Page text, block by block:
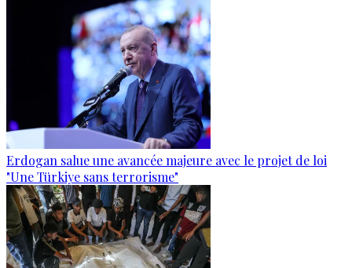
Erdogan salue une avancée majeure avec le projet de loi
"Une Türkiye sans terrorisme"